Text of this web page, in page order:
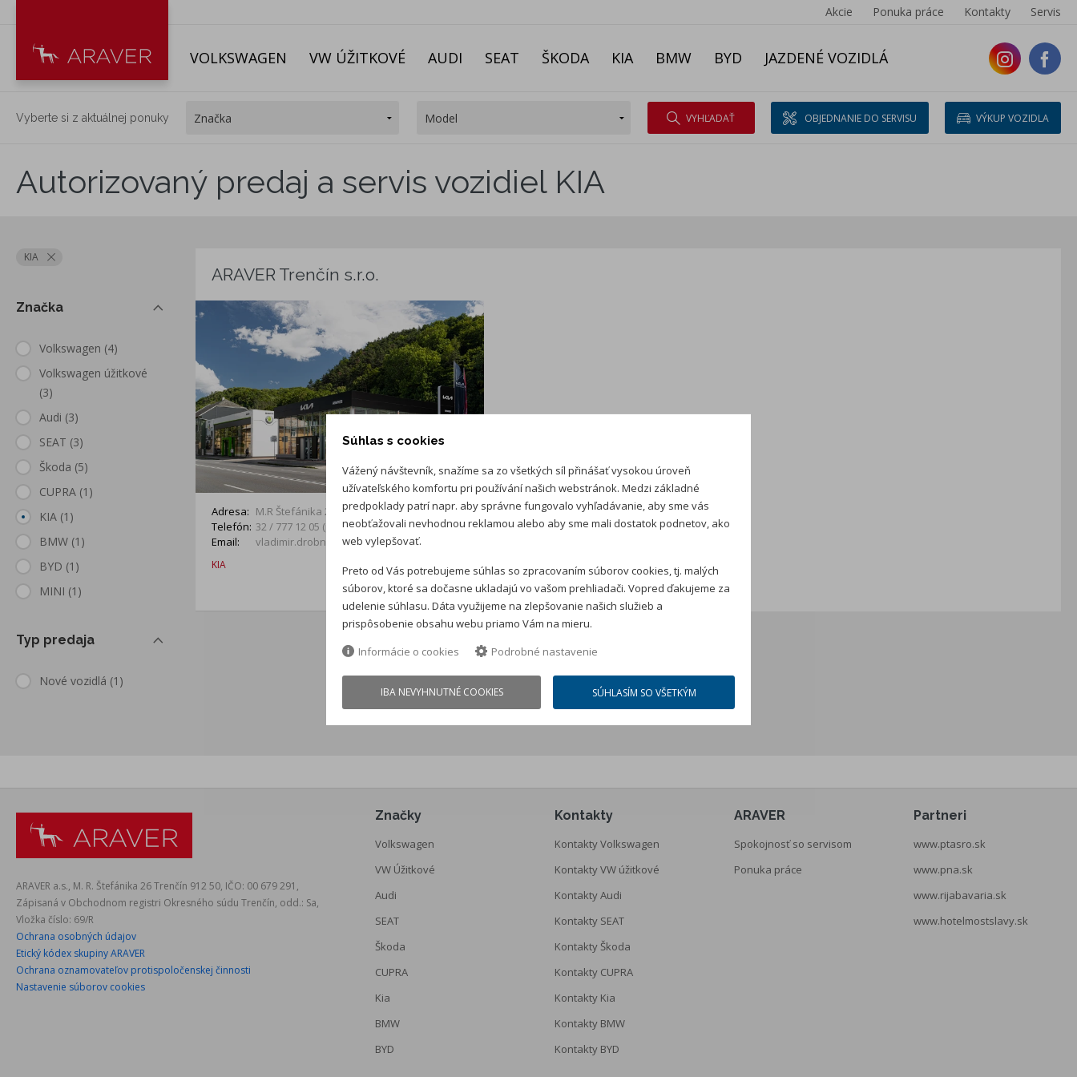
Akcie Ponuka práce Kontakty Servis
VOLKSWAGEN VW ÚŽITKOVÉ AUDI SEAT ŠKODA KIA BMW BYD JAZDENÉ VOZIDLÁ
Vyberte si z aktuálnej ponuky VYHĽADAŤ OBJEDNANIE DO SERVISU VÝKUP VOZIDLA
Autorizovaný predaj a servis vozidiel KIA
KIA
Značka
Volkswagen (4)
Volkswagen úžitkové
(3)
Audi (3)
SEAT (3)
Škoda (5)
CUPRA (1)
KIA (1)
BMW (1)
BYD (1)
MINI (1)
Typ predaja
Nové vozidlá (1)
ARAVER Trenčín s.r.o.
Adresa: M.R Štefánika 26 911 01 Trenčín
Telefón: 32 / 777 12 05 (predaj) 32 / 743 02 78 (servis)
Email:
vladimir.drobny@araver.sk
KIA
Súhlas s cookies
Vážený návštevník, snažíme sa zo všetkých síl přinášať vysokou úroveň
užívateľského komfortu pri používání našich webstránok. Medzi základné
predpoklady patrí napr. aby správne fungovalo vyhľadávanie, aby sme vás
neobťažovali nevhodnou reklamou alebo aby sme mali dostatok podnetov, ako
web vylepšovať.
Preto od Vás potrebujeme súhlas so zpracovaním súborov cookies, tj. malých
súborov, ktoré sa dočasne ukladajú vo vašom prehliadači. Vopred ďakujeme za
udelenie súhlasu. Dáta využijeme na zlepšovanie našich služieb a
prispôsobenie obsahu webu priamo Vám na mieru.
Informácie o cookies
Podrobné nastavenie
IBA NEVYHNUTNÉ COOKIES SÚHLASÍM SO VŠETKÝM
ARAVER a.s., M. R. Štefánika 26 Trenčín 912 50, IČO: 00 679 291,
Zápisaná v Obchodnom registri Okresného súdu Trenčín, odd.: Sa,
Vložka číslo: 69/R
Ochrana osobných údajov
Etický kódex skupiny ARAVER
Ochrana oznamovateľov protispoločenskej činnosti
Nastavenie súborov cookies
Značky
Volkswagen
VW Úžitkové
Audi
SEAT
Škoda
CUPRA
Kia
BMW
BYD
Kontakty
Kontakty Volkswagen
Kontakty VW úžitkové
Kontakty Audi
Kontakty SEAT
Kontakty Škoda
Kontakty CUPRA
Kontakty Kia
Kontakty BMW
Kontakty BYD
ARAVER
Spokojnosť so servisom
Ponuka práce
Partneri
www.ptasro.sk
www.pna.sk
www.rijabavaria.sk
www.hotelmostslavy.sk